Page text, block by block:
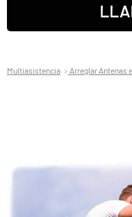
Multiasistencia Arreglar Antenas